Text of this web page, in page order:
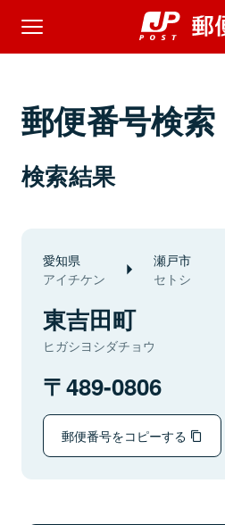
郵便番号検索
検索結果
愛知県
アイチケン
瀬戸市
セトシ
東吉田町
ヒガシヨシダチョウ
489-0806
郵便番号をコピーする